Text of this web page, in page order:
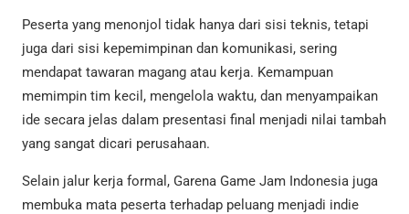
Peserta yang menonjol tidak hanya dari sisi teknis, tetapi
juga dari sisi kepemimpinan dan komunikasi, sering
mendapat tawaran magang atau kerja. Kemampuan
memimpin tim kecil, mengelola waktu, dan menyampaikan
ide secara jelas dalam presentasi final menjadi nilai tambah
yang sangat dicari perusahaan.
Selain jalur kerja formal, Garena Game Jam Indonesia juga
membuka mata peserta terhadap peluang menjadi indie